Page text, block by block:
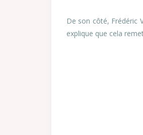
De son côté, Frédéric
explique que cela